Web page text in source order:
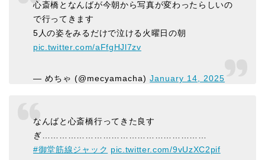
心斎橋となんばが今朝から写真が変わったらしいの
で行ってきます
5人の姿をみるだけで泣ける火曜日の朝
pic.twitter.com/aFfgHJl7zv
— めちゃ (@mecyamacha)January 14, 2025
なんばと心斎橋行ってきた良す
ぎ…………………………………………………
#御堂筋線ジャック pic.twitter.com/9vUzXC2pif